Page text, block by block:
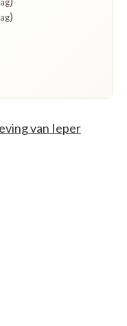
)
van Ieper